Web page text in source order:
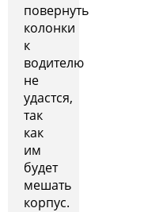
повернуть
колонки
к
водителю
не
удастся,
так
как
им
будет
мешать
корпус.